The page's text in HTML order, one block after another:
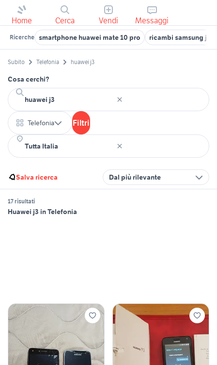
Home Cerca Vendi Messaggi
Ricerche smartphone huawei mate 10 pro ricambi samsung j3
Subito Telefonia huawei j3
Cosa cerchi?
Telefonia Filtri
Salva ricerca Dal più rilevante
17 risultati
Huawei j3 in Telefonia